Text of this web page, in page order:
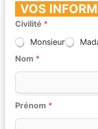
VOS
Civilité *
Monsieur
Nom *
Prénom *